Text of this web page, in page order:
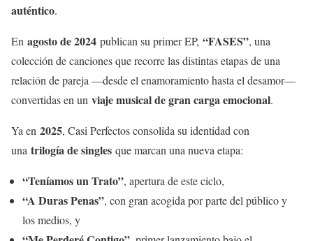
auténtico.
En agosto de 2024 publican su primer EP, “FASES”, una
colección de canciones que recorre las distintas etapas de una
relación de pareja —desde el enamoramiento hasta el desamor—
convertidas en un viaje musical de gran carga emocional.
Ya en 2025, Casi Perfectos consolida su identidad con
una trilogía de singles que marcan una nueva etapa:
“Teníamos un Trato”, apertura de este ciclo,
“A Duras Penas”, con gran acogida por parte del público y
los medios, y